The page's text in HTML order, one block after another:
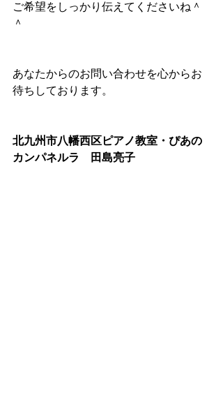
ご希望をしっかり伝えてくださいね＾
＾
あなたからのお問い合わせを心からお
待ちしております。
北九州市八幡西区ピアノ教室・ぴあの
カンパネルラ　田島亮子